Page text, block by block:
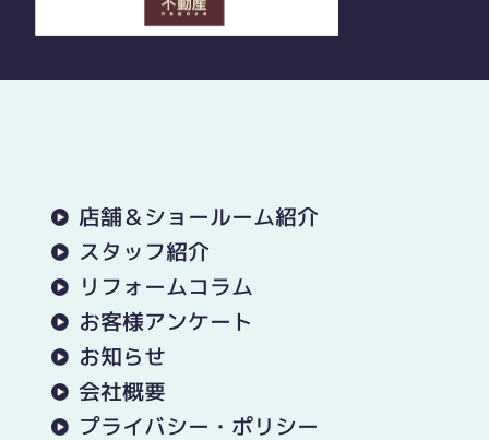
店舗＆ショールーム紹介
スタッフ紹介
リフォームコラム
お客様アンケート
お知らせ
会社概要
プライバシー・ポリシー